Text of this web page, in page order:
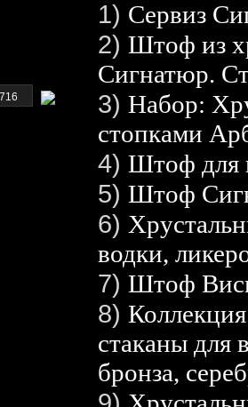
1) Сервиз
2) Штоф из
Сигнатюр.
3) Набор:
стопками
4) Штоф для
5) Штоф
6)
водки,
7) Штоф
8)
стаканы для
бронза,